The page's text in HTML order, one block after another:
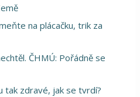
na plácačku, trik za
ČHMÚ: Pořádně se
tak zdravé, jak se tvrdí?